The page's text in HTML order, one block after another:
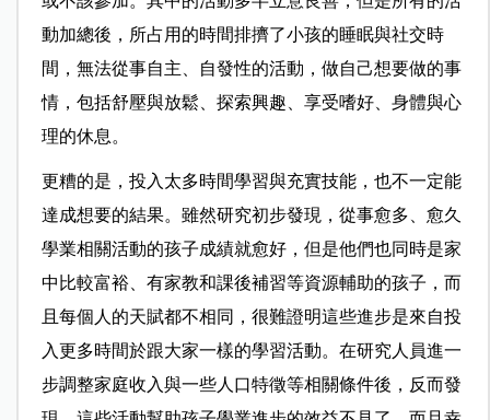
動加總後，所占用的時間排擠了小孩的睡眠與社交時
間，無法從事自主、自發性的活動，做自己想要做的事
情，包括舒壓與放鬆、探索興趣、享受嗜好、身體與心
理的休息。
更糟的是，投入太多時間學習與充實技能，也不一定能
達成想要的結果。雖然研究初步發現，從事愈多、愈久
學業相關活動的孩子成績就愈好，但是他們也同時是家
中比較富裕、有家教和課後補習等資源輔助的孩子，而
且每個人的天賦都不相同，很難證明這些進步是來自投
入更多時間於跟大家一樣的學習活動。在研究人員進一
步調整家庭收入與一些人口特徵等相關條件後，反而發